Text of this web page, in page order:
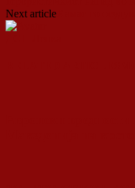
Next article